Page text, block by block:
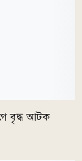
বৃদ্ধ আটক